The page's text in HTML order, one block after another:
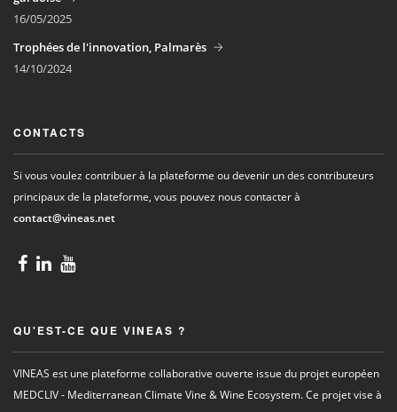
16/05/2025
Trophées de l'innovation, Palmarès
14/10/2024
CONTACTS
Si vous voulez contribuer à la plateforme ou devenir un des contributeurs
principaux de la plateforme, vous pouvez nous contacter à
contact@vineas.net
QU'EST-CE QUE VINEAS ?
VINEAS est une plateforme collaborative ouverte issue du projet européen
MEDCLIV - Mediterranean Climate Vine & Wine Ecosystem. Ce projet vise à